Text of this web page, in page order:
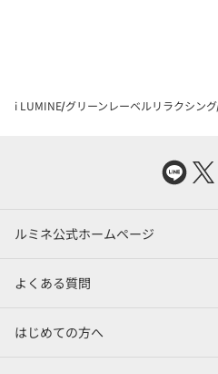
i LUMINE グリーンレーベルリラクシング
ルミネ公式ホームページ
よくある質問
はじめての方へ